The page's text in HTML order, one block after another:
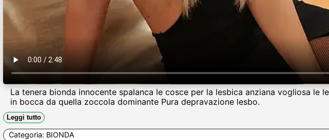
La tenera bionda innocente spalanca le cosce per la lesbica anziana vogliosa
in bocca da quella zoccola dominante Pura depravazione lesbo.
Leggi tutto
Categoria: BIONDA